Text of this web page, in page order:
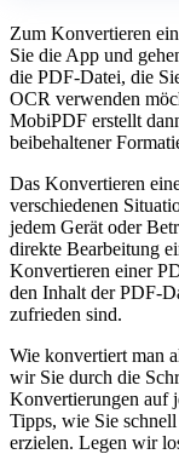
Zum Konvertieren
Sie die App und
die PDF-Datei, die
OCR verwenden
MobiPDF erstellt
beibehaltener
Das Konvertieren
verschiedenen
jedem Gerät oder
direkte Bearbeitung
Konvertieren einer
den Inhalt der PDF-
zufrieden sind.
Wie konvertiert man
wir Sie durch die
Konvertierungen auf
Tipps, wie Sie
erzielen. Legen wir